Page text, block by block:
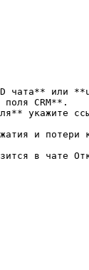
чата** или
CRM**.
укажите
и потери
в чате